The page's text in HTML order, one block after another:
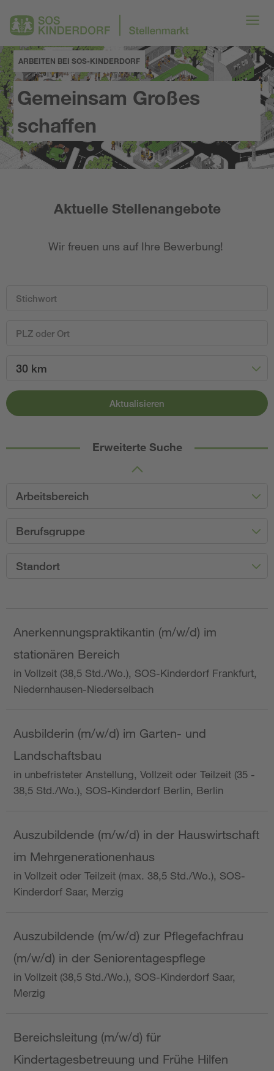
ARBEITEN BEI SOS-KINDERDORF
Gemeinsam Großes
schaffen
Aktuelle Stellenangebote
Wir freuen uns auf Ihre Bewerbung!
30 km
Aktualisieren
Erweiterte Suche
Arbeitsbereich
Berufsgruppe
Standort
Anerkennungspraktikantin (m/w/d) im
stationären Bereich
in Vollzeit (38,5 Std./Wo.), SOS-Kinderdorf Frankfurt,
Niedernhausen-Niederselbach
Ausbilderin (m/w/d) im Garten- und
Landschaftsbau
in unbefristeter Anstellung, Vollzeit oder Teilzeit (35 -
38,5 Std./Wo.), SOS-Kinderdorf Berlin, Berlin
Auszubildende (m/w/d) in der Hauswirtschaft
im Mehrgenerationenhaus
in Vollzeit oder Teilzeit (max. 38,5 Std./Wo.), SOS-
Kinderdorf Saar, Merzig
Auszubildende (m/w/d) zur Pflegefachfrau
(m/w/d) in der Seniorentagespflege
in Vollzeit (38,5 Std./Wo.), SOS-Kinderdorf Saar,
Merzig
Bereichsleitung (m/w/d) für
Kindertagesbetreuung und Frühe Hilfen